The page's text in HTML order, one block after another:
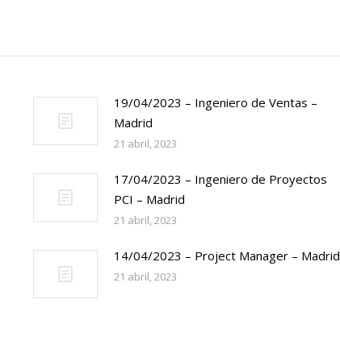
19/04/2023 – Ingeniero de Ventas –
Madrid
21 abril, 2023
17/04/2023 – Ingeniero de Proyectos
PCI – Madrid
21 abril, 2023
14/04/2023 – Project Manager – Madrid
21 abril, 2023